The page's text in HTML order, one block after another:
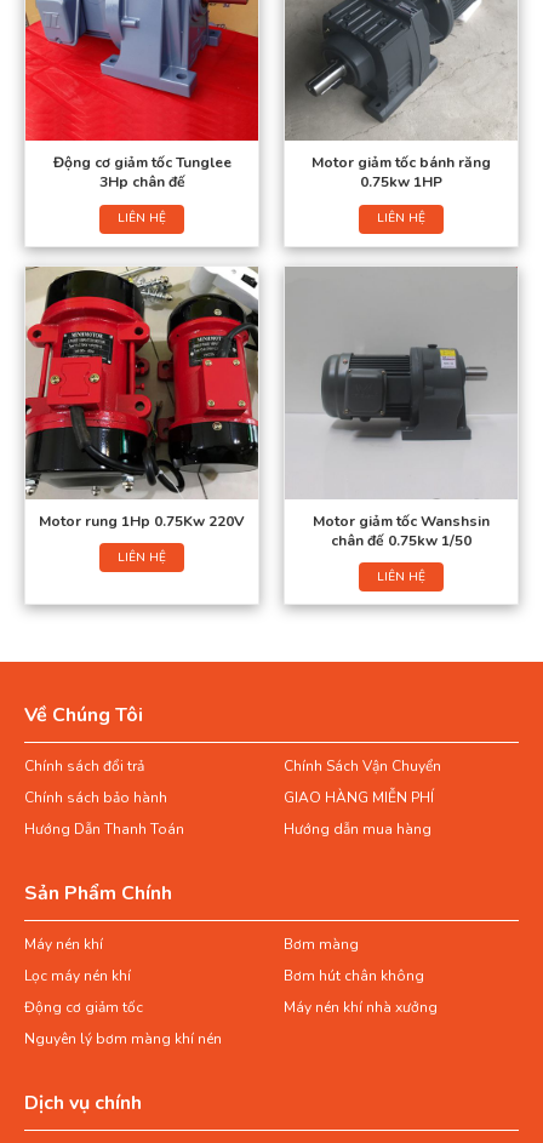
Động cơ giảm tốc Tunglee
3Hp chân đế
LIÊN HỆ
Motor giảm tốc bánh răng
0.75kw 1HP
LIÊN HỆ
Motor rung 1Hp 0.75Kw 220V
LIÊN HỆ
Motor giảm tốc Wanshsin
chân đế 0.75kw 1/50
LIÊN HỆ
Về Chúng Tôi
Chính sách đổi trả
Chính Sách Vận Chuyển
Chính sách bảo hành
GIAO HÀNG MIỄN PHÍ
Hướng Dẫn Thanh Toán
Hướng dẫn mua hàng
Sản Phẩm Chính
Máy nén khí
Bơm màng
Lọc máy nén khí
Bơm hút chân không
Động cơ giảm tốc
Máy nén khí nhà xưởng
Nguyên lý bơm màng khí nén
Dịch vụ chính